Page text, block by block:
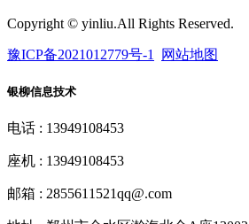
Copyright © yinliu.All Rights Reserved.
豫ICP备2021012779号-1 网站地图
银柳信息技术
电话 : 13949108453
座机 : 13949108453
邮箱 : 2855611521qq@.com